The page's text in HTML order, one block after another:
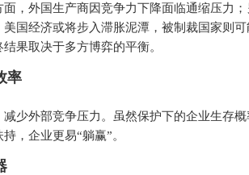
，外国生产商因竞争力下降面临通缩压力
国经济或将步入滞胀泥潭，被制裁国家则
果取决于多方博弈的平衡。
率
少外部竞争压力。虽然保护下的企业生存
，企业更易“躺赢”。